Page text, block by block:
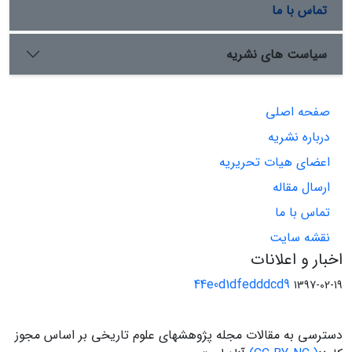
تماس با ما
سیاست های نشریه
صفحه اصلی
درباره نشریه
اعضای هیات تحریریه
ارسال مقاله
تماس با ما
نقشه سایت
اخبار و اعلانات
44e0d1dfedddcd9 1397-02-19
دسترسی به مقالات مجله پژوهشهای علوم تاریخی بر اساس مجوز